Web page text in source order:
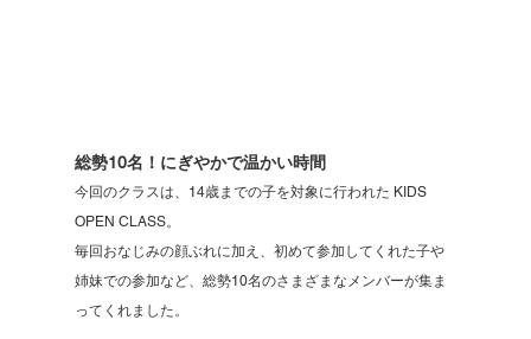
総勢10名！にぎやかで温かい時間
今回のクラスは、14歳までの子を対象に行われた KIDS
OPEN CLASS。
毎回おなじみの顔ぶれに加え、初めて参加してくれた子や
姉妹での参加など、総勢10名のさまざまなメンバーが集ま
ってくれました。